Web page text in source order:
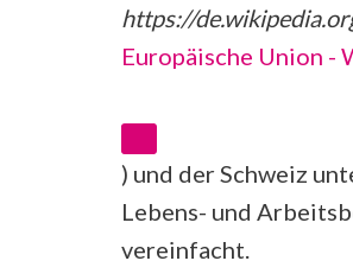
https://
Europäische Union -
) und der Schweiz
Lebens- und
vereinfacht.